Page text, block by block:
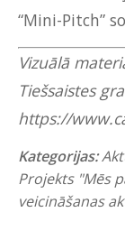
“Mini-Pitch”
Vizuālā
Tiešsaistes
https://
Kategorijas:
Projekts "Mēs
veicināšanas